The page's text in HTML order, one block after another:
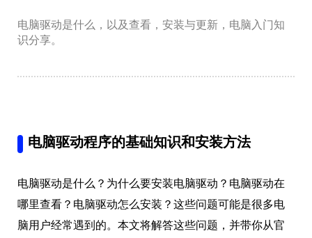
电脑驱动是什么，以及查看，安装与更新，电脑入门知
识分享。
电脑驱动程序的基础知识和安装方法
电脑驱动是什么？为什么要安装电脑驱动？电脑驱动在
哪里查看？电脑驱动怎么安装？这些问题可能是很多电
脑用户经常遇到的。本文将解答这些问题，并带你从官